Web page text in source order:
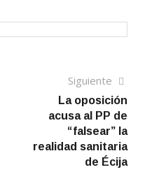
Siguiente
La oposición
acusa al PP de
“falsear” la
realidad sanitaria
de Écija